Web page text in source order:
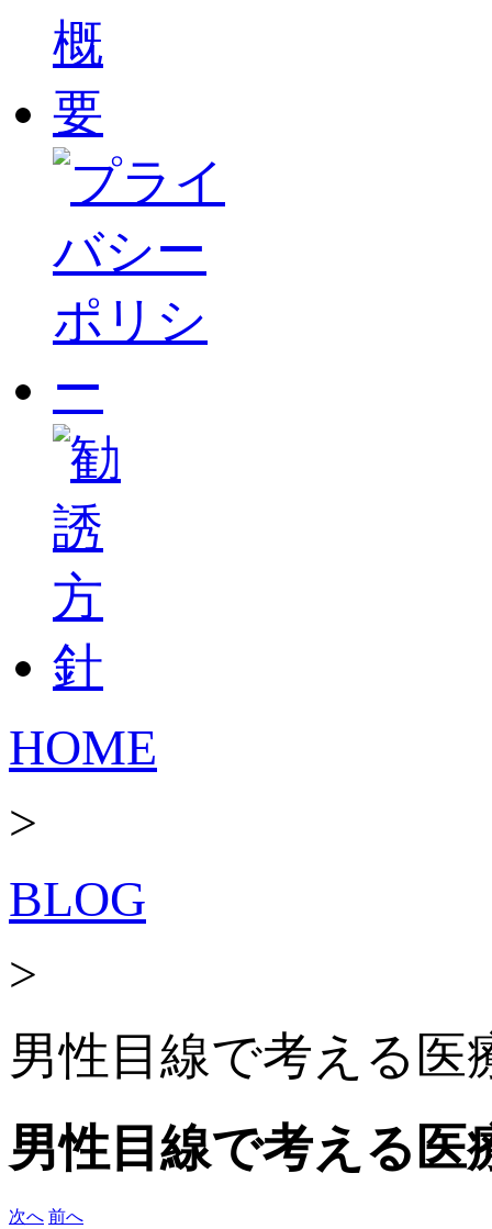
HOME
>
BLOG
>
男性目線で考える医
男性目線で考える医
次へ 前へ